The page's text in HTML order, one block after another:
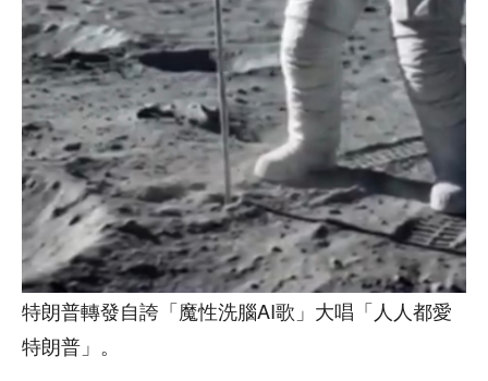
特朗普轉發自誇「魔性洗腦AI歌」大唱「人人都愛
特朗普」。